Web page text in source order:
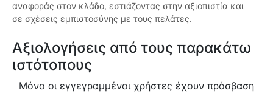
αναφοράς στον κλάδο, εστιάζοντας στην αξιοπιστία και
σε σχέσεις εμπιστοσύνης με τους πελάτες.
Αξιολογήσεις από τους παρακάτω
ιστότοπους
Μόνο οι εγγεγραμμένοι χρήστες έχουν πρόσβαση